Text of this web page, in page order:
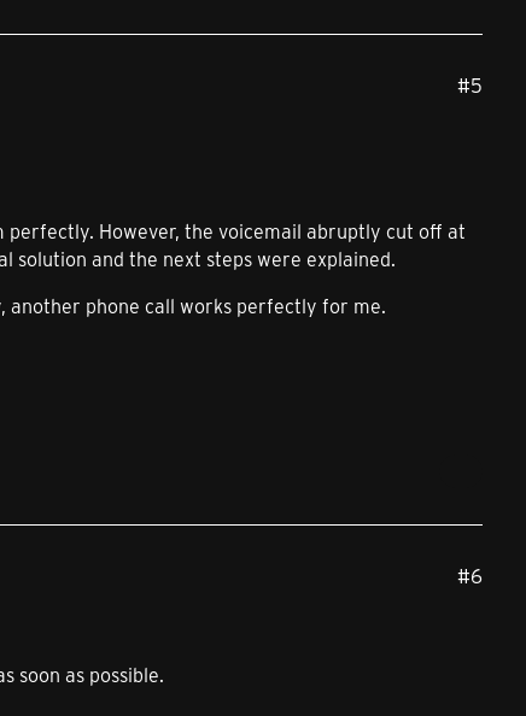
#5
perfectly. However, the voicemail abruptly cut off at
solution and the next steps were explained.
another phone call works perfectly for me.
#6
soon as possible.